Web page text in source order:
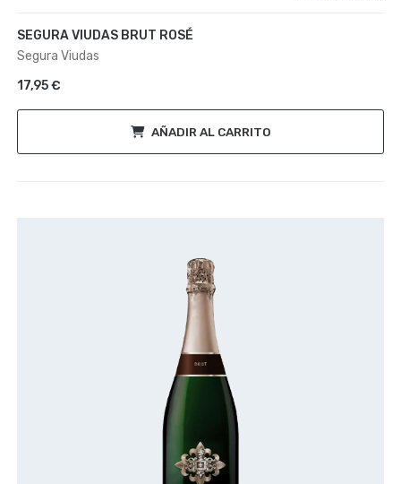
SEGURA VIUDAS BRUT ROSÉ
Segura Viudas
17,95€
AÑADIR AL CARRITO